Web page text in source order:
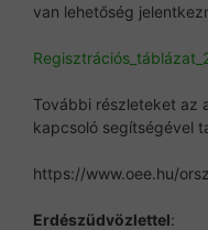
van lehetőség
További részleteket az
kapcsoló segítségével
https://www.oee.hu/
Erdészüdvözlettel: